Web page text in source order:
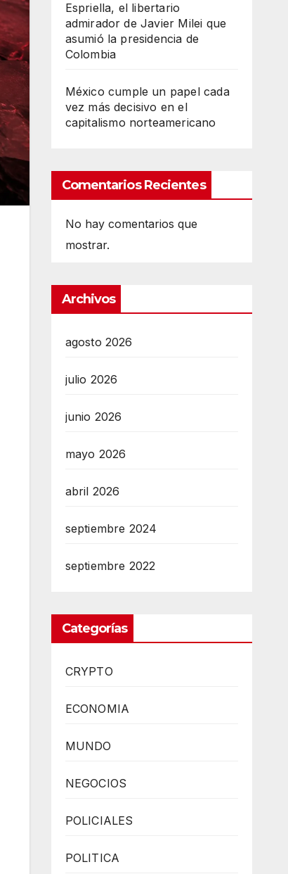
Espriella, el libertario
admirador de Javier Milei que
asumió la presidencia de
Colombia
México cumple un papel cada
vez más decisivo en el
capitalismo norteamericano
Comentarios Recientes
No hay comentarios que
mostrar.
Archivos
agosto 2026
julio 2026
junio 2026
mayo 2026
abril 2026
septiembre 2024
septiembre 2022
Categorías
CRYPTO
ECONOMIA
MUNDO
NEGOCIOS
POLICIALES
POLITICA